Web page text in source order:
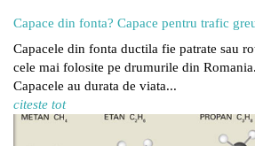
Capace din fonta? Capace pentru trafic
Capacele din fonta ductila fie patrate sau
cele mai folosite pe drumurile din Romania.
Capacele au durata de viata...
citeste tot